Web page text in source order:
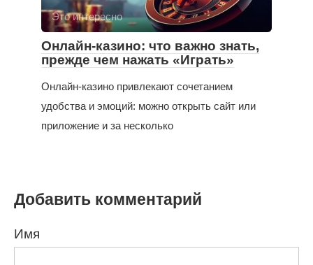
Это интересно
Онлайн-казино: что важно знать,
прежде чем нажать «Играть»
Онлайн-казино привлекают сочетанием
удобства и эмоций: можно открыть сайт или
приложение и за несколько
Добавить комментарий
Имя